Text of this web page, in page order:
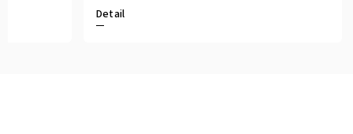
Detail